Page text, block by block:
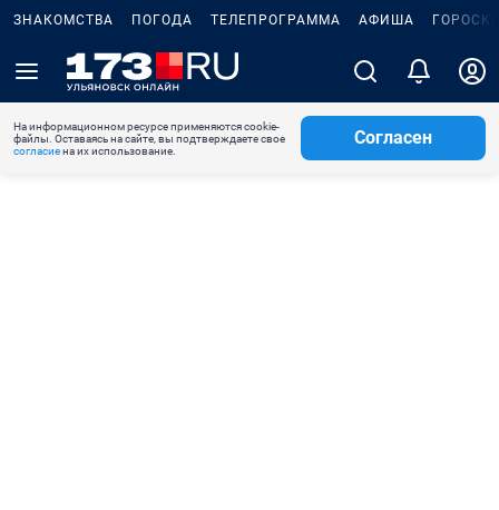
ЗНАКОМСТВА ПОГОДА ТЕЛЕПРОГРАММА АФИША
На информационном ресурсе применяются cookie-
файлы. Оставаясь на сайте, вы подтверждаете свое
согласиена их использование.
Согласен